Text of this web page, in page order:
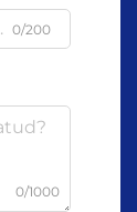
0/200
0/1000